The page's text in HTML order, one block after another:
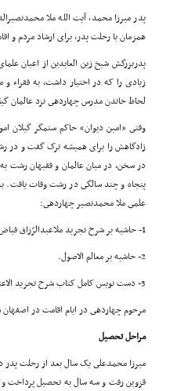
پدر میرزا محمد، آیت الله ملا
همزمان با رحلت پدر، براى ارشاد مردم و
پدربزرگش شیخ زین العابدین از اعیان
لحاظ خاندن مدرس چهاردهى نزد عالمان
وقتى «امین دیوان» حاکم ستمگر گیلان
زادگاهش را براى همیشه ترک گفت و در
پنجاه و چند سالگى در رشت وفات یافت.
علمى ملا محمدنصیر چهاردهى:
1- حاشیه بر شرح تجرید ملاعبدالرّزاق فیاض لاهیجى.
2- حاشیه بر معالم الاصول.
3- دست نویس کامل کتاب شرح تجرید الاعتقاد حکیم لاهیجى.
مرحوم چهاردهى در ایام اقامت در
مراحل تحصیل
میرزا محمدعلى یک سال بعد از رحلت پدر
قزوین رفت و سه سال به تحصیل پرداخت